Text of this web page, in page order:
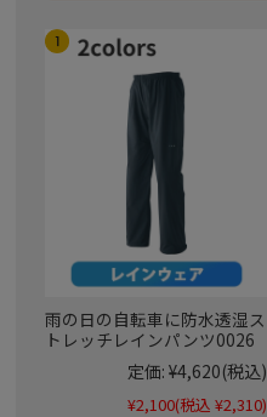
雨の日の自転車に防水透湿ス
トレッチレインパンツ0026
定価: ¥4,620(税込)
¥2,100(税込 ¥2,310)